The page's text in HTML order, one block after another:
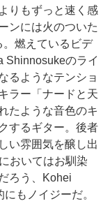
りもずっと速く感
ンには火のついた
燃えているビデ
Shinnosukeのライ
るようなテンショ
ラー「ナードと天
たような音色のキ
するギター。後者
い雰囲気を醸し出
おいてはお馴染
ろう、Kohei
もノイジーだ。